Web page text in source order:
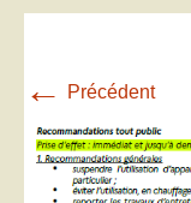
← Précédent